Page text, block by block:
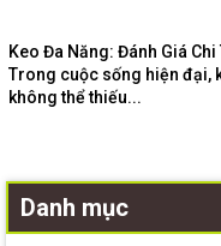
Keo Đa Năng: Đánh Giá
Trong cuộc sống hiện đại,
không thể thiếu...
Danh mục